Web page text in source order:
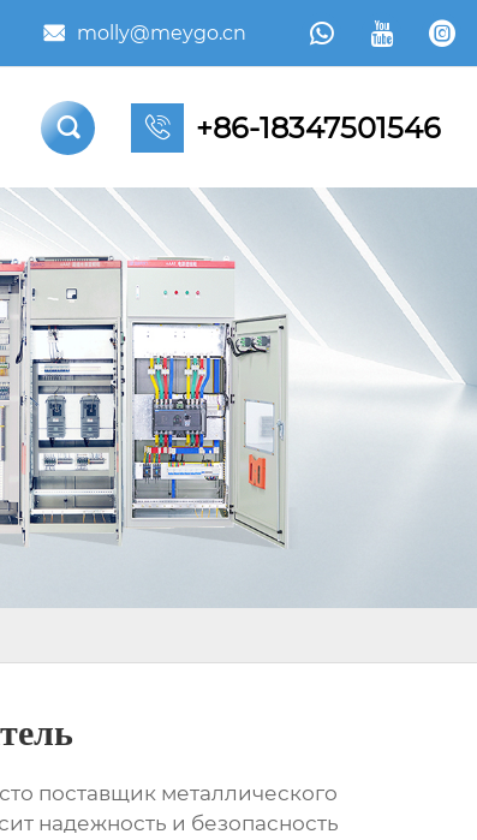
 molly@meygo.cn   
  +86-18347501546
поставщик металлического
надежность и безопасность